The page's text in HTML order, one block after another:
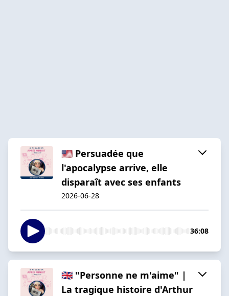
🇺🇸 Persuadée que
l'apocalypse arrive, elle
disparaît avec ses enfants
2026-06-28
36:08
🇬🇧 "Personne ne m'aime" |
La tragique histoire d'Arthur